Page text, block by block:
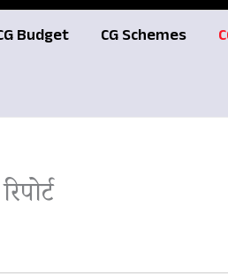
Budget CG Schemes